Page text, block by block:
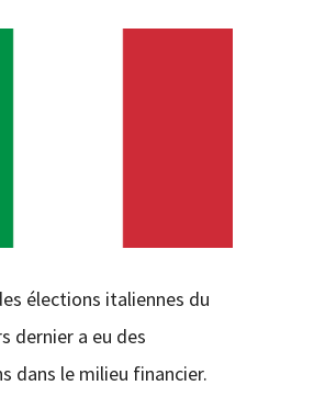
élections italiennes du
dernier a eu des
dans le milieu financier.